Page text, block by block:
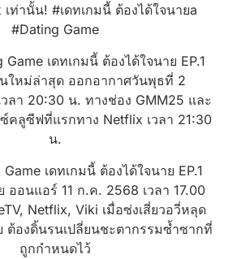
เท่านั้น! #เดทเกมนี้ ต้องได้ใจนายa
#Dating Game
เดทเกมนี้ ต้องได้ใจนาย EP.1
ใหม่ล่าสุด ออกอากาศวันพุธที่ 2
ลา 20:30 น. ทางช่อง GMM25 และ
คลูซีฟที่แรกทาง Netflix เวลา 21:30
น.
เดทเกมนี้ ต้องได้ใจนาย EP.1
ออนแอร์ 11 ก.ค. 2568 เวลา 17.00
Netflix, Viki เมื่อซ่งเสี่ยวอวี่หลุด
ต้องดิ้นรนเปลี่ยนชะตากรรมซ้ำซากที่
ถูกกำหนดไว้